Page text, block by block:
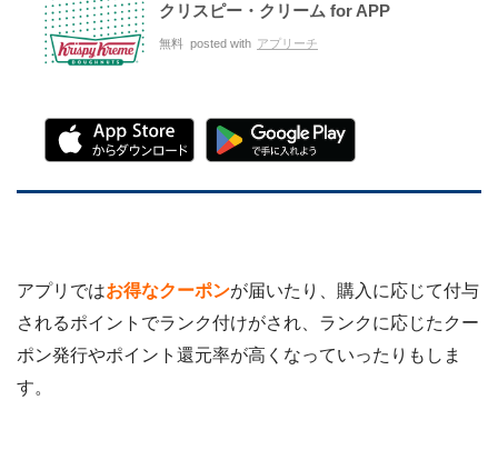
クリスピー・クリーム for APP
無料 posted with アプリーチ
アプリではお得なクーポンが届いたり、購入に応じて付与
されるポイントでランク付けがされ、ランクに応じたクー
ポン発行やポイント還元率が高くなっていったりもしま
す。